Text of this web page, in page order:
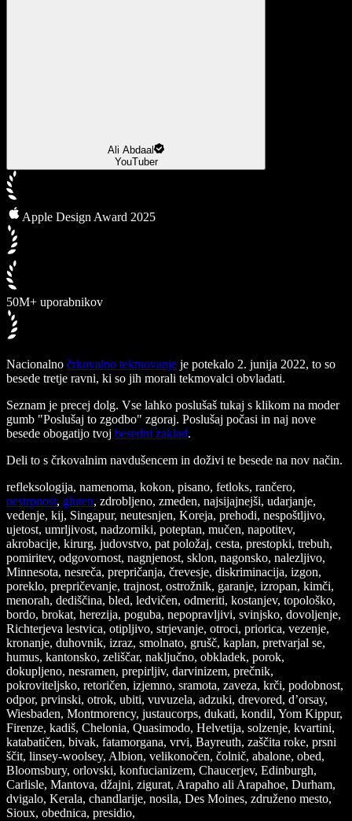
Ali Abdaal
YouTuber
Apple Design Award 2025
50M+ uporabnikov
Nacionalno črkovalno tekmovanje je potekalo 2. junija 2022, to so
besede tretje ravni, ki so jih morali tekmovalci obvladati.
Seznam je precej dolg. Vse lahko poslušaš tukaj s klikom na moder
gumb "Poslušaj to zgodbo" zgoraj. Poslušaj počasi in naj nove
besede obogatijo tvoj besedni zaklad.
Deli to s črkovalnim navdušencem in doživi te besede na nov način.
refleksologija, namenoma, kokon, pisano, fetloks, rančero,
nestrpnost, gluten, zdrobljeno, zmeden, najsijajnejši, udarjanje,
vedenje, kij, Singapur, neutesnjen, Koreja, prehodi, nespoštljivo,
ujetost, umrljivost, nadzorniki, poteptan, mučen, napotitev,
akrobacije, kirurg, judovstvo, pat položaj, cesta, prestopki, trebuh,
pomiritev, odgovornost, nagnjenost, sklon, nagonsko, nalezljivo,
Minnesota, nesreča, prepričanja, črevesje, diskriminacija, izgon,
poreklo, prepričevanje, trajnost, ostrožnik, garanje, izropan, kimči,
menorah, dediščina, bled, ledvičen, odmeriti, kostanjev, topološko,
bordo, brokat, herezija, poguba, nepopravljivi, svinjsko, dovoljenje,
Richterjeva lestvica, otipljivo, strjevanje, otroci, priorica, vezenje,
kronanje, duhovnik, izraz, smolnato, grušč, kaplan, pretvarjal se,
humus, kantonsko, zeliščar, naključno, obkladek, porok,
dokupljeno, nesramen, prepirljiv, darvinizem, prečnik,
pokroviteljsko, retoričen, izjemno, sramota, zaveza, krči, podobnost,
odpor, prvinski, otrok, ubiti, vuvuzela, adzuki, drevored, d’orsay,
Wiesbaden, Montmorency, justaucorps, dukati, kondil, Yom Kippur,
Firenze, kadiš, Chelonia, Quasimodo, Helvetija, solzenje, kvartini,
katabatičen, bivak, fatamorgana, vrvi, Bayreuth, zaščita roke, prsni
ščit, linsey-woolsey, Albion, velikonočen, čolnič, abalone, obed,
Bloomsbury, orlovski, konfucianizem, Chaucerjev, Edinburgh,
Carlisle, Mantova, džajni, zigurat, Arapaho ali Arapahoe, Durham,
dvigalo, Kerala, chandlarije, nosila, Des Moines, združeno mesto,
Sioux, obednica, presidio,